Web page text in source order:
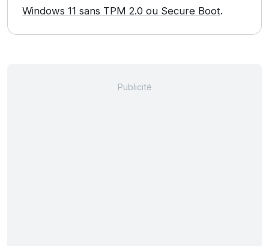
Windows 11 sans TPM 2.0 ou Secure Boot.